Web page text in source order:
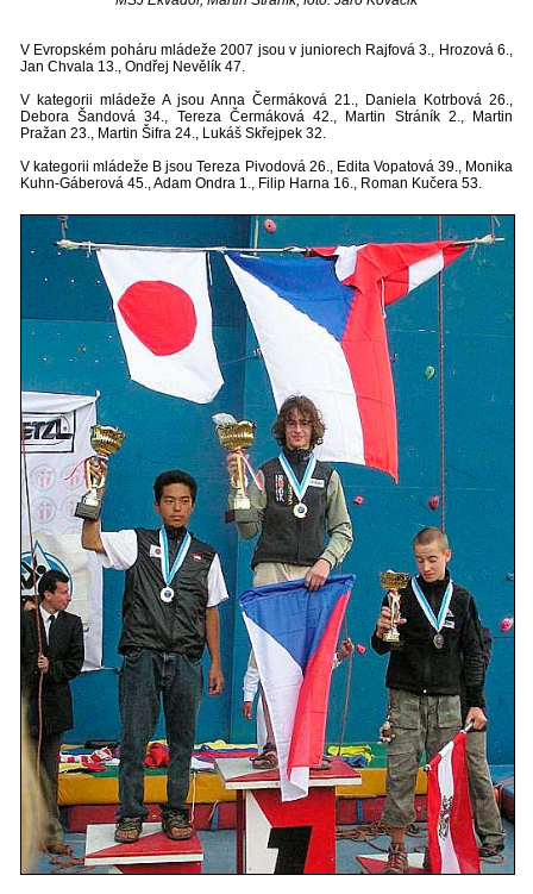
V Evropském poháru mládeže 2007 jsou v juniorech Rajfová 3., Hrozová 6.,
Jan Chvala 13., Ondřej Nevělík 47.
V kategorii mládeže A jsou Anna Čermáková 21., Daniela Kotrbová 26.,
Debora Šandová 34., Tereza Čermáková 42., Martin Stráník 2., Martin
Pražan 23., Martin Šifra 24., Lukáš Skřejpek 32.
V kategorii mládeže B jsou Tereza Pivodová 26., Edita Vopatová 39., Monika
Kuhn-Gáberová 45., Adam Ondra 1., Filip Harna 16., Roman Kučera 53.